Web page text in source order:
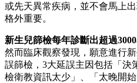
或先天異常疾病，並不會馬上
格外重要。
新生兒篩檢每年診斷出超過3000
然而臨床觀察發現，願意進行
誤篩檢，3大延誤主因包括「決
檢衛教資訊太少」、「太晚開始